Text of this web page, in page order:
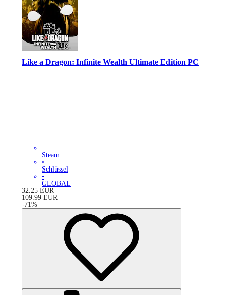
Like a Dragon: Infinite Wealth Ultimate Edition PC
Steam
•
Schlüssel
•
GLOBAL
32.25 EUR
109.99 EUR
-71%